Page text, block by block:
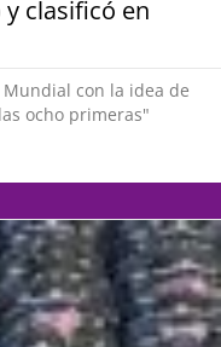
clasificó en
con la idea de
ocho primeras"